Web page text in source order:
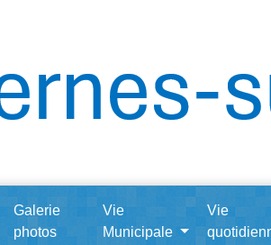
Galerie
photos
Vie
Municipale
Vie